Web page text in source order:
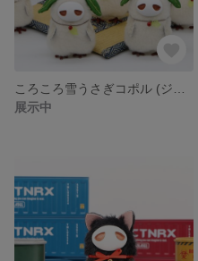
展示中